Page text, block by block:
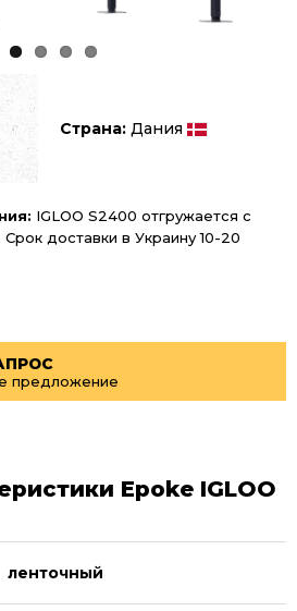
Страна: Дания
IGLOO S2400 отгружается с
доставки в Украину 10-20
предложение
Epoke IGLOO
ленточный